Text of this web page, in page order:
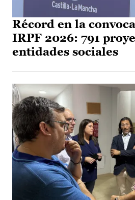
Récord en la
IRPF 2026: 791
entidades sociales